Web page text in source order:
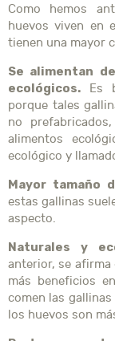
Como hemos
huevos viven en
tienen una mayor
Se alimentan
ecológicos.Es
porque tales
no
alimentos
ecológico y
Mayor tamaño
estas gallinas
aspecto.
Naturales y
anterior, se
más beneficios
comen las
los huevos son